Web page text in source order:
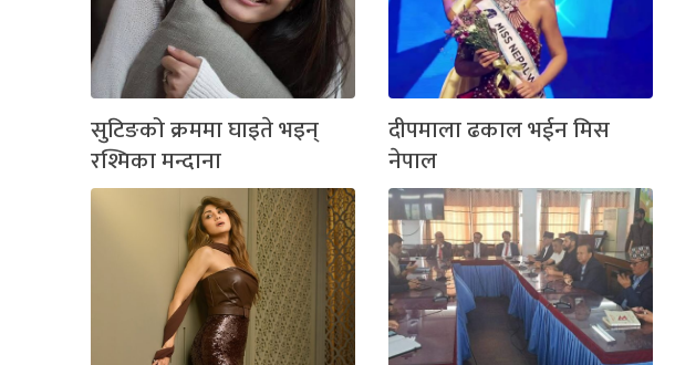
सुटिङको क्रममा घाइते भइन्
रश्मिका मन्दाना
दीपमाला ढकाल भईन मिस
नेपाल